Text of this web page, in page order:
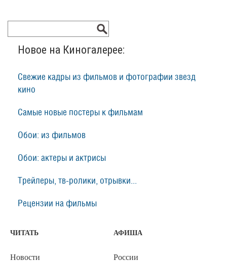
Новое на Киногалерее:
Свежие кадры из фильмов и фотографии звезд
кино
Самые новые постеры к фильмам
Обои: из фильмов
Обои: актеры и актрисы
Трейлеры, тв-ролики, отрывки...
Рецензии на фильмы
ЧИТАТЬ
Новости
АФИША
России